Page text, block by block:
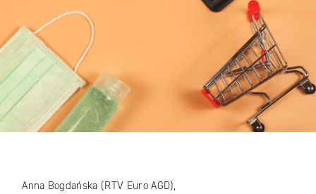
Anna Bogdańska (RTV Euro AGD),